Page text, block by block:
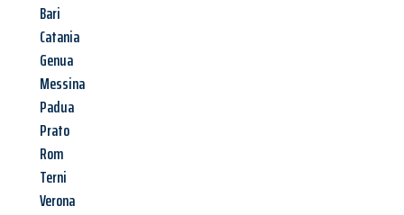
Bari
Catania
Genua
Messina
Padua
Prato
Rom
Terni
Verona